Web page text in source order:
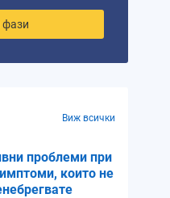
фази
Виж всички
проблеми при
които не